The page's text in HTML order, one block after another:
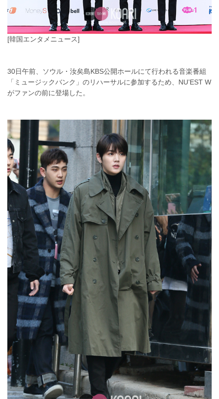
[韓国エンタメニュース]
30日午前、ソウル・汝矣島KBS公開ホールにて行われる音楽番組
「ミュージックバンク」のリハーサルに参加するため、NU’EST W
がファンの前に登場した。